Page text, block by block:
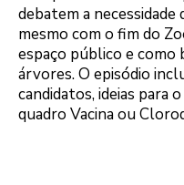
debatem a necessidade
mesmo com o fim do
espaço público e como
árvores. O episódio
candidatos, ideias para
quadro Vacina ou